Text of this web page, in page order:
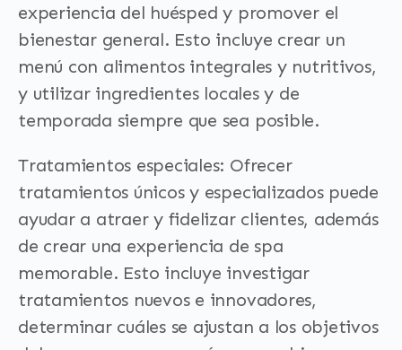
experiencia del huésped y promover el
bienestar general. Esto incluye crear un
menú con alimentos integrales y nutritivos,
y utilizar ingredientes locales y de
temporada siempre que sea posible.
Tratamientos especiales: Ofrecer
tratamientos únicos y especializados puede
ayudar a atraer y fidelizar clientes, además
de crear una experiencia de spa
memorable. Esto incluye investigar
tratamientos nuevos e innovadores,
determinar cuáles se ajustan a los objetivos